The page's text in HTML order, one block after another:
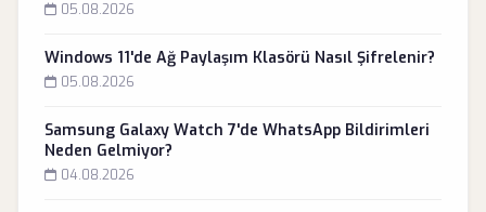
05.08.2026
Windows 11'de Ağ Paylaşım Klasörü Nasıl Şifrelenir?
05.08.2026
Samsung Galaxy Watch 7'de WhatsApp Bildirimleri
Neden Gelmiyor?
04.08.2026